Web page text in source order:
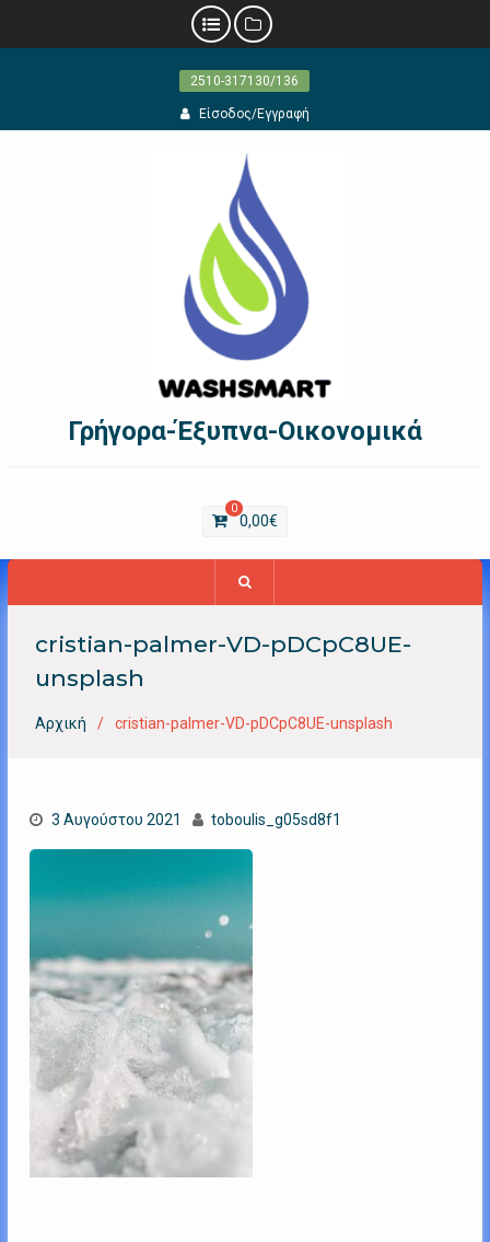
2510-317130/136
Είσοδος/Εγγραφή
Γρήγορα-Έξυπνα-Οικονομικά
0
0,00€
cristian-palmer-VD-pDCpC8UE-
unsplash
Αρχική cristian-palmer-VD-pDCpC8UE-unsplash
3 Αυγούστου 2021 toboulis_g05sd8f1